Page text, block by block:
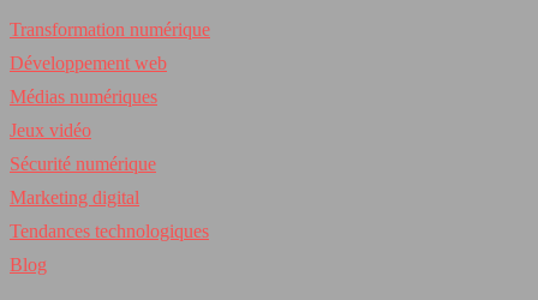
Transformation numérique
Développement web
Médias numériques
Jeux vidéo
Sécurité numérique
Marketing digital
Tendances technologiques
Blog